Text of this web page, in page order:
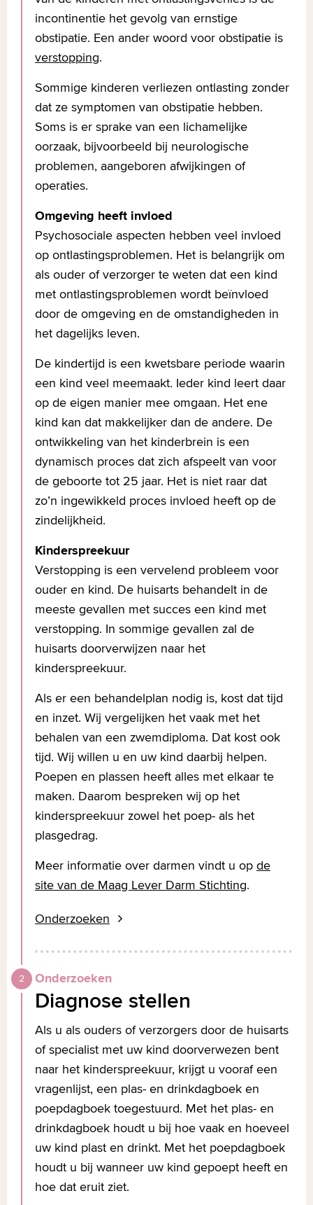
incontinentie het gevolg van ernstige
obstipatie. Een ander woord voor obstipatie is
verstopping.
Sommige kinderen verliezen ontlasting zonder
dat ze symptomen van obstipatie hebben.
Soms is er sprake van een lichamelijke
oorzaak, bijvoorbeeld bij neurologische
problemen, aangeboren afwijkingen of
operaties.
Omgeving heeft invloed
Psychosociale aspecten hebben veel invloed
op ontlastingsproblemen. Het is belangrijk om
als ouder of verzorger te weten dat een kind
met ontlastingsproblemen wordt beïnvloed
door de omgeving en de omstandigheden in
het dagelijks leven.
De kindertijd is een kwetsbare periode waarin
een kind veel meemaakt. Ieder kind leert daar
op de eigen manier mee omgaan. Het ene
kind kan dat makkelijker dan de andere. De
ontwikkeling van het kinderbrein is een
dynamisch proces dat zich afspeelt van voor
de geboorte tot 25 jaar. Het is niet raar dat
zo’n ingewikkeld proces invloed heeft op de
zindelijkheid.
Kinderspreekuur
Verstopping is een vervelend probleem voor
ouder en kind. De huisarts behandelt in de
meeste gevallen met succes een kind met
verstopping. In sommige gevallen zal de
huisarts doorverwijzen naar het
kinderspreekuur.
Als er een behandelplan nodig is, kost dat tijd
en inzet. Wij vergelijken het vaak met het
behalen van een zwemdiploma. Dat kost ook
tijd. Wij willen u en uw kind daarbij helpen.
Poepen en plassen heeft alles met elkaar te
maken. Daarom bespreken wij op het
kinderspreekuur zowel het poep- als het
plasgedrag.
Meer informatie over darmen vindt u op de
site van de Maag Lever Darm Stichting.
Onderzoeken
Onderzoeken
Diagnose stellen
Als u als ouders of verzorgers door de huisarts
of specialist met uw kind doorverwezen bent
naar het kinderspreekuur, krijgt u vooraf een
vragenlijst, een plas- en drinkdagboek en
poepdagboek toegestuurd. Met het plas- en
drinkdagboek houdt u bij hoe vaak en hoeveel
uw kind plast en drinkt. Met het poepdagboek
houdt u bij wanneer uw kind gepoept heeft en
hoe dat eruit ziet.